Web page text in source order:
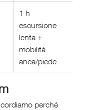
1 h
escursione
lenta +
mobilità
anca/piede
perché